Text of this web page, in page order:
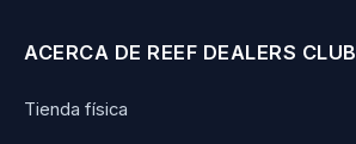
ACERCA DE REEF DEALERS CLUB
Tienda física